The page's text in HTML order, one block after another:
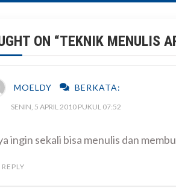
ON “TEKNIK MENULIS
MOELDY BERKATA:
SENIN, 5 APRIL 2010 PUKUL 07:52
ingin sekali bisa menulis dan
REPLY